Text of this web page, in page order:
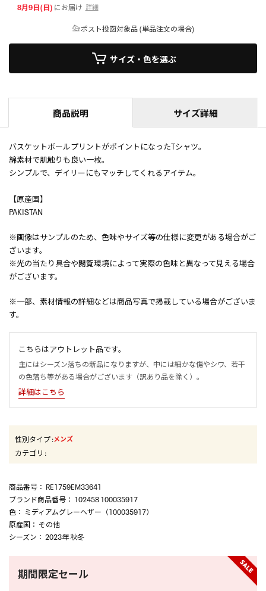
8月9日(日) にお届け 詳細
ポスト投函対象品 (単品注文の場合)
サイズ・色を選ぶ
商品説明 サイズ詳細
バスケットボールプリントがポイントになったTシャツ。
綿素材で肌触りも良い一枚。
シンプルで、デイリーにもマッチしてくれるアイテム。
【原産国】
PAKISTAN
※画像はサンプルのため、色味やサイズ等の仕様に変更がある場合がご
ざいます。
※光の当たり具合や閲覧環境によって実際の色味と異なって見える場合
がございます。
※一部、素材情報の詳細などは商品写真で掲載している場合がございま
す。
こちらはアウトレット品です。
主にはシーズン落ちの新品になりますが、中には細かな傷やシワ、若干
の色落ち等がある場合がございます（訳あり品を除く）。
詳細はこちら
性別タイプ:メンズ
カテゴリ :
商品番号 ： RE1759EM33641
ブランド商品番号 ： 102458 100035917
色 ： ミディアムグレーヘザー（100035917）
原産国 ： その他
シーズン ： 2023年 秋冬
期間限定セール